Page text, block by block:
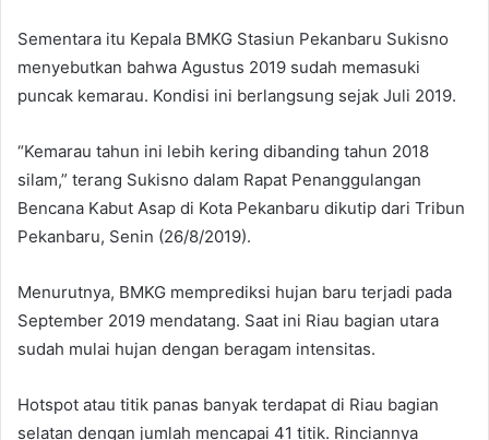
Sementara itu Kepala BMKG Stasiun Pekanbaru Sukisno
menyebutkan bahwa Agustus 2019 sudah memasuki
puncak kemarau. Kondisi ini berlangsung sejak Juli 2019.
“Kemarau tahun ini lebih kering dibanding tahun 2018
silam,” terang Sukisno dalam Rapat Penanggulangan
Bencana Kabut Asap di Kota Pekanbaru dikutip dari Tribun
Pekanbaru, Senin (26/8/2019).
Menurutnya, BMKG memprediksi hujan baru terjadi pada
September 2019 mendatang. Saat ini Riau bagian utara
sudah mulai hujan dengan beragam intensitas.
Hotspot atau titik panas banyak terdapat di Riau bagian
selatan dengan jumlah mencapai 41 titik. Rinciannya